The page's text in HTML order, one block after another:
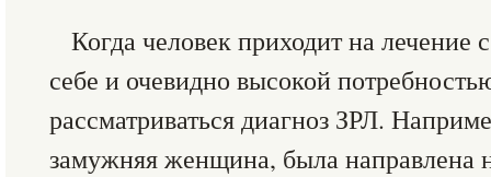
Когда человек приходит на лечение
себе и очевидно высокой
рассматриваться диагноз ЗРЛ.
замужняя женщина, была направлена